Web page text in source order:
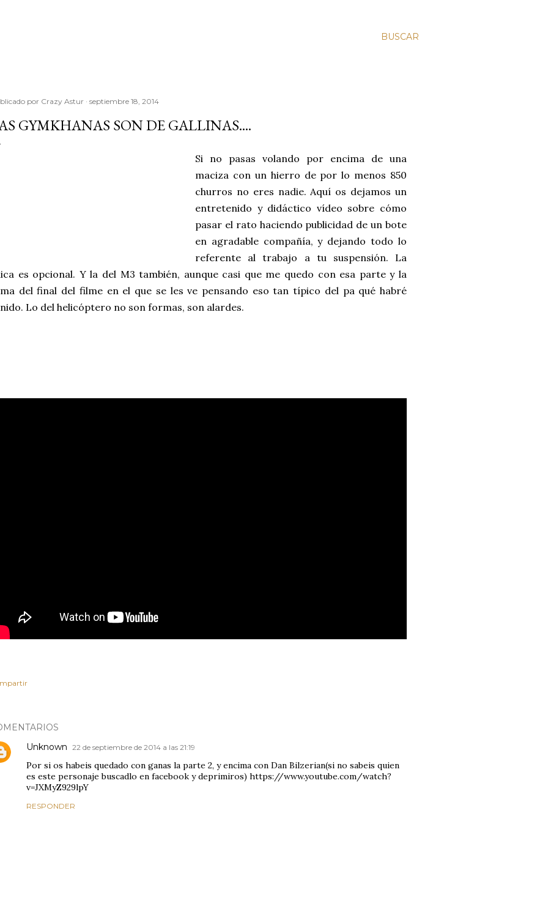
BUSCAR
por Crazy Astur septiembre 18, 2014
GYMKHANAS SON DE GALLINAS....
Si no pasas volando por encima de una
maciza con un hierro de por lo menos 850
churros no eres nadie. Aquí os dejamos un
entretenido y didáctico vídeo sobre cómo
pasar el rato haciendo publicidad de un bote
en agradable compañía, y dejando todo lo
referente al trabajo a tu suspensión. La
es opcional. Y la del M3 también, aunque casi que me quedo con esa parte y la
del final del filme en el que se les ve pensando eso tan típico del pa qué habré
Lo del helicóptero no son formas, son alardes.
Unknown 22 de septiembre de 2014 a las 21:19
Por si os habeis quedado con ganas la parte 2, y encima con Dan Bilzerian(si no sabeis quien
es este personaje buscadlo en facebook y deprimiros) https://www.youtube.com/watch?
v=JXMyZ929lpY
RESPONDER